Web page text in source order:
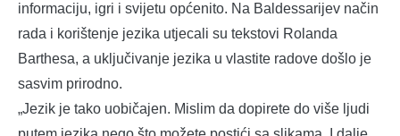
informaciju, igri i svijetu općenito. Na Baldessarijev način
rada i korištenje jezika utjecali su tekstovi Rolanda
Barthesa, a uključivanje jezika u vlastite radove došlo je
sasvim prirodno.
„Jezik je tako uobičajen. Mislim da dopirete do više ljudi